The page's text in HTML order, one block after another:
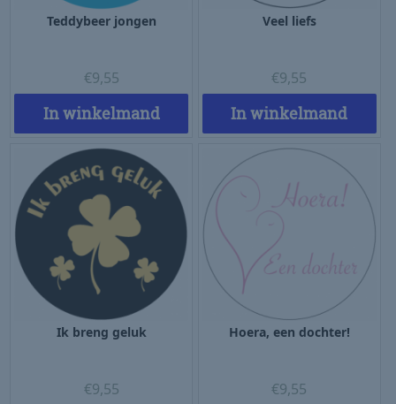
Teddybeer jongen
€9,55
In winkelmand
Veel liefs
€9,55
In winkelmand
Ik breng geluk
€9,55
Hoera, een dochter!
€9,55